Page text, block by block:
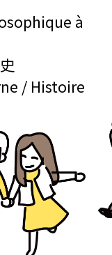
à
/ Histoire